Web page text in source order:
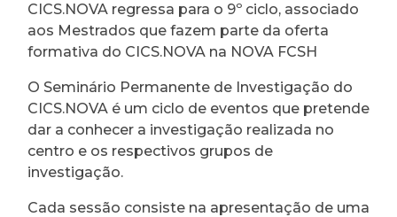
CICS.NOVA regressa para o 9º ciclo, associado
aos Mestrados que fazem parte da oferta
formativa do CICS.NOVA na NOVA FCSH
O Seminário Permanente de Investigação do
CICS.NOVA é um ciclo de eventos que pretende
dar a conhecer a investigação realizada no
centro e os respectivos grupos de
investigação.
Cada sessão consiste na apresentação de uma